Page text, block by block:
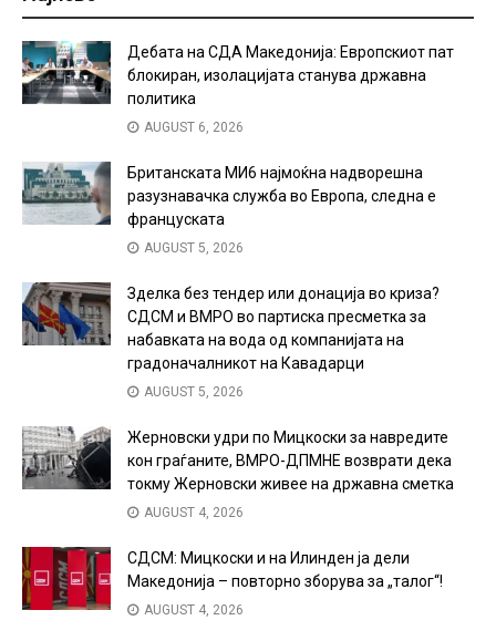
Дебата на СДА Македонија: Европскиот пат
блокиран, изолацијата станува државна
политика
AUGUST 6, 2026
Британската МИ6 најмоќна надворешна
разузнавачка служба во Европа, следна е
француската
AUGUST 5, 2026
Зделка без тендер или донација во криза?
СДСМ и ВМРО во партиска пресметка за
набавката на вода од компанијата на
градоначалникот на Кавадарци
AUGUST 5, 2026
Жерновски удри по Мицкоски за навредите
кон граѓаните, ВМРО-ДПМНЕ возврати дека
токму Жерновски живее на државна сметка
AUGUST 4, 2026
СДСМ: Мицкоски и на Илинден ја дели
Македонија – повторно зборува за „талог“!
AUGUST 4, 2026